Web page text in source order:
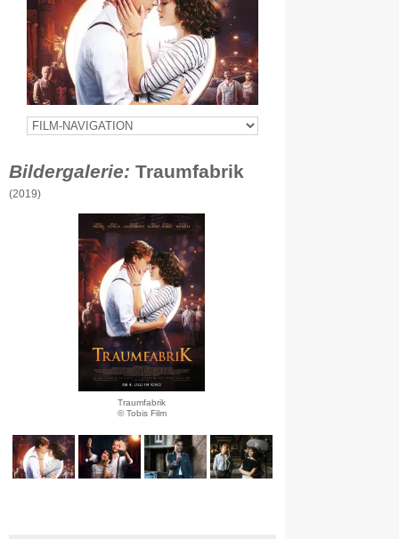
Bildergalerie: Traumfabrik
(2019)
Traumfabrik
© Tobis Film